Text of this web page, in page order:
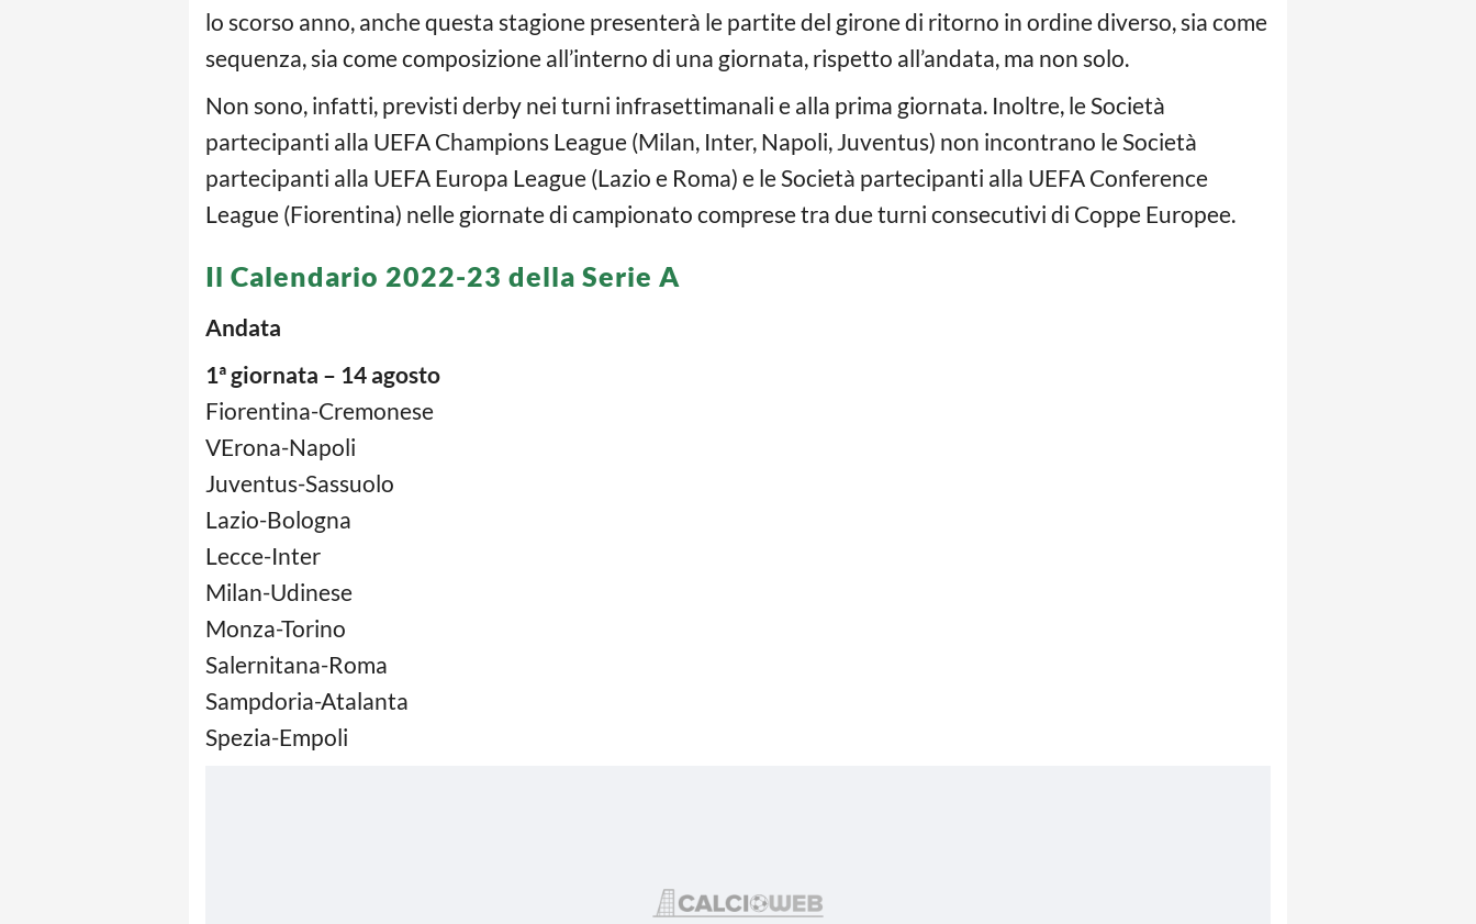
lo scorso anno, anche questa stagione presenterà le partite del girone di ritorno in ordine diverso, sia come
sequenza, sia come composizione all’interno di una giornata, rispetto all’andata, ma non solo.
Non sono, infatti, previsti derby nei turni infrasettimanali e alla prima giornata. Inoltre, le Società
partecipanti alla UEFA Champions League (Milan, Inter, Napoli, Juventus) non incontrano le Società
partecipanti alla UEFA Europa League (Lazio e Roma) e le Società partecipanti alla UEFA Conference
League (Fiorentina) nelle giornate di campionato comprese tra due turni consecutivi di Coppe Europee.
Il Calendario 2022-23 della Serie A
Andata
1ª giornata – 14 agosto
Fiorentina-Cremonese
VErona-Napoli
Juventus-Sassuolo
Lazio-Bologna
Lecce-Inter
Milan-Udinese
Monza-Torino
Salernitana-Roma
Sampdoria-Atalanta
Spezia-Empoli